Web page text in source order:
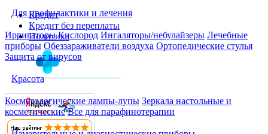
Для профилактики и лечения
Ирригаторы Кислород Ингаляторы/небулайзеры Лечебные
приборы Обеззараживатели воздуха Ортопедические стулья
Защита от вирусов
Красота
Косметологические лампы-лупы Зеркала настольные и
косметические Все для парафинотерапии
Кредит
Кредит без переплаты
Политика